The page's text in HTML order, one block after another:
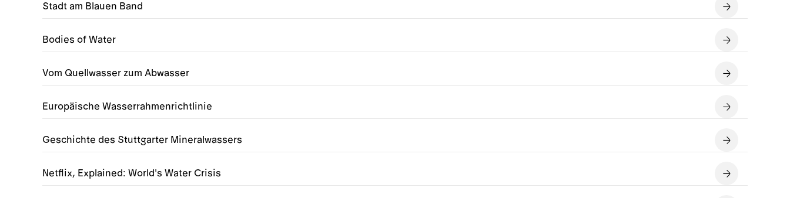
Stadt am Blauen Band
Bodies of Water
Vom Quellwasser zum Abwasser
Europäische Wasserrahmenrichtlinie
Geschichte des Stuttgarter Mineralwassers
Netflix, Explained: World's Water Crisis